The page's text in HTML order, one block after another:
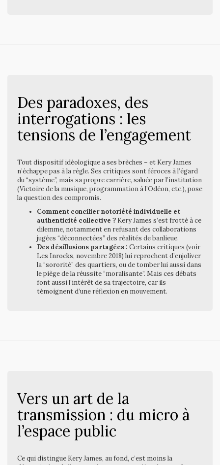
Des paradoxes, des
interrogations : les
tensions de l’engagement
Tout dispositif idéologique a ses brèches – et Kery James
n’échappe pas à la règle. Ses critiques sont féroces à l’égard
du “système”, mais sa propre carrière, saluée par l’institution
(Victoire de la musique, programmation à l’Odéon, etc.), pose
la question des compromis.
Comment concilier notoriété individuelle et
authenticité collective ? Kery James s’est frotté à ce
dilemme, notamment en refusant des collaborations
jugées “déconnectées” des réalités de banlieue.
Des désillusions partagées : Certains critiques (voir
Les Inrocks, novembre 2018) lui reprochent d’enjoliver
la “sororité” des quartiers, ou de tomber lui aussi dans
le piège de la réussite “moralisante”. Mais ces débats
font aussi l’intérêt de sa trajectoire, car ils
témoignent d’une réflexion en mouvement.
Vers un art de la
transmission : du micro à
l’espace public
Ce qui distingue Kery James, au fond, c’est moins la